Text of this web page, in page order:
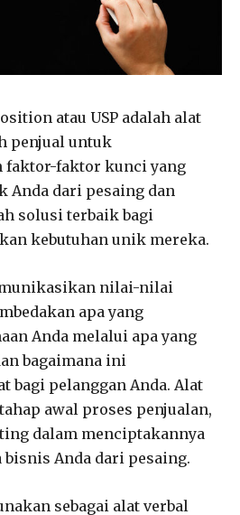
atau USP adalah alat
penjual untuk
faktor-faktor kunci yang
Anda dari pesaing dan
solusi terbaik bagi
kebutuhan unik mereka.
nilai-nilai
apa yang
Anda melalui apa yang
bagaimana ini
bagi pelanggan Anda. Alat
awal proses penjualan,
dalam menciptakannya
bisnis Anda dari pesaing.
sebagai alat verbal